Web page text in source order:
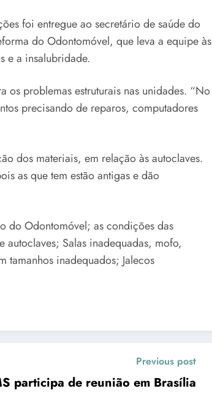
foi entregue ao secretário de saúde do
do Odontomóvel, que leva a equipe às
e a insalubridade.
os problemas estruturais nas unidades. “No
precisando de reparos, computadores
dos materiais, em relação às autoclaves.
as que tem estão antigas e dão
do Odontomóvel; as condições das
Salas inadequadas, mofo,
tamanhos inadequados; Jalecos
Previous post
participa de reunião em Brasília